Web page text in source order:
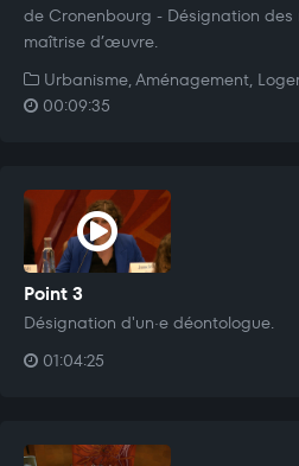
de Cronenbourg - Désignation
maîtrise d’œuvre.
Urbanisme, Aménagement,
00:09:35
Point 3
Désignation d'un·e déontologue.
01:04:25